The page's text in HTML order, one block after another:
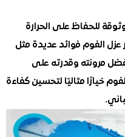
على الحرارة
فوائد عديدة مثل
وقدرته على
مثاليًا لتحسين كفاءة